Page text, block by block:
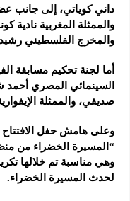
داني كوياتي، إلى جانب
والممثلة المغربية نادية
والمخرج الفلسطيني
أما لجنة تحكيم مسابقة
السينمائي المصري
صديقي، والممثلة
وعلى هامش حفل الافتتاح
وهي مناسبة تم خلالها
لحدث المسيرة الخضراء.